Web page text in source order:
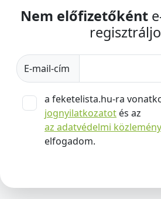
Nem előfizetőként
E-mail-cím
a feketelista.hu-ra
jognyilatkozatot és az
az adatvédelmi
elfogadom.